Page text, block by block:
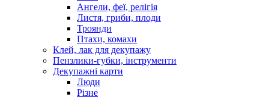
Ангели, феї, релігія
Листя, гриби, плоди
Троянди
Птахи, комахи
Клей, лак для декупажу
Пензлики-губки, інструменти
Декупажні карти
Люди
Різне